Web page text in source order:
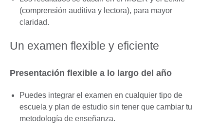
(comprensión auditiva y lectora), para mayor
claridad.
Un examen flexible y eficiente
Presentación flexible a lo largo del año
Puedes integrar el examen en cualquier tipo de
escuela y plan de estudio sin tener que cambiar tu
metodología de enseñanza.